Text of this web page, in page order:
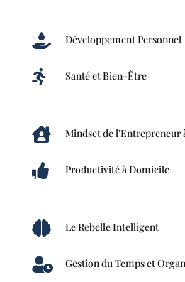
 Développement Personnel
 Santé et Bien-Être
 Mindset de l'Entrepreneur
 Productivité à Domicile
 Le Rebelle Intelligent
 Gestion du Temps et